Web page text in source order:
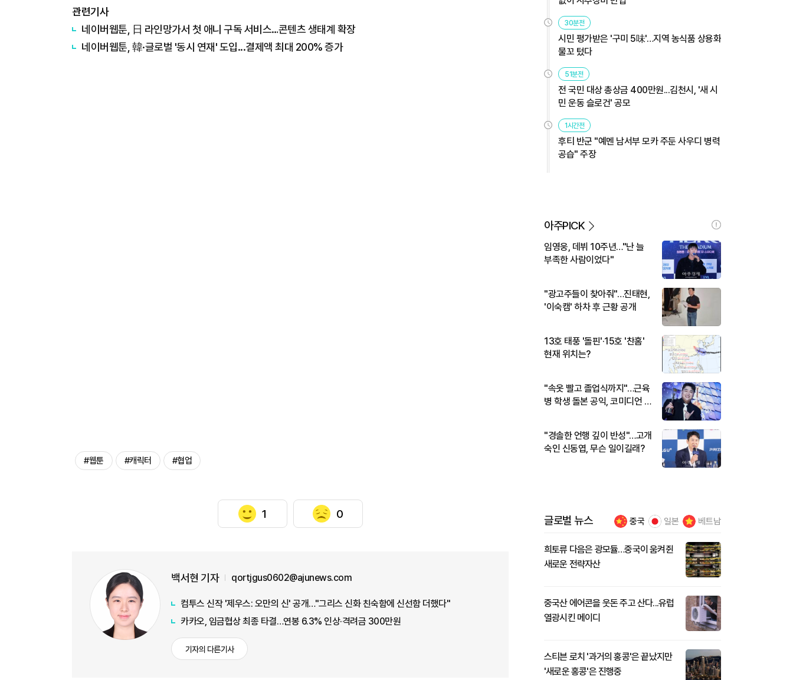
관련기사
네이버웹툰, 日 라인망가서 첫 애니 구독 서비스…콘텐츠 생태계 확장
네이버웹툰, 韓·글로벌 '동시 연재' 도입...결제액 최대 200% 증가
#웹툰 #캐릭터 #협업
1 0
백서현 기자 qortjgus0602@ajunews.com
컴투스 신작 '제우스: 오만의 신' 공개…"그리스 신화 친숙함에 신선함 더했다"
카카오, 임금협상 최종 타결…연봉 6.3% 인상·격려금 300만원
기자의 다른기사
30분전
시민 평가받은 '구미 5味'…지역 농식품 상용화
물꼬 텄다
51분전
전 국민 대상 총상금 400만원...김천시, '새 시
민 운동 슬로건' 공모
1시간전
후티 반군 "예멘 남서부 모카 주둔 사우디 병력
공습" 주장
아주PICK
임영웅, 데뷔 10주년…"난 늘
부족한 사람이었다"
"광고주들이 찾아줘"…진태현,
'이숙캠' 하차 후 근황 공개
13호 태풍 '돌핀'·15호 '찬홈'
현재 위치는?
"속옷 빨고 졸업식까지"…근육
병 학생 돌본 공익, 코미디언 김
"경솔한 언행 깊이 반성"…고개
숙인 신동엽, 무슨 일이길래?
글로벌 뉴스 중국 일본 베트남
희토류 다음은 광모듈…중국이 움켜쥔
새로운 전략자산
중국산 에어콘을 웃돈 주고 산다...유럽
열광시킨 메이디
스티븐 로치 '과거의 홍콩'은 끝났지만
'새로운 홍콩'은 진행중